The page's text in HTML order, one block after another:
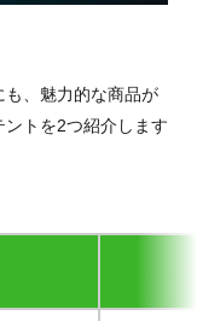
、魅力的な商品が
トを2つ紹介します